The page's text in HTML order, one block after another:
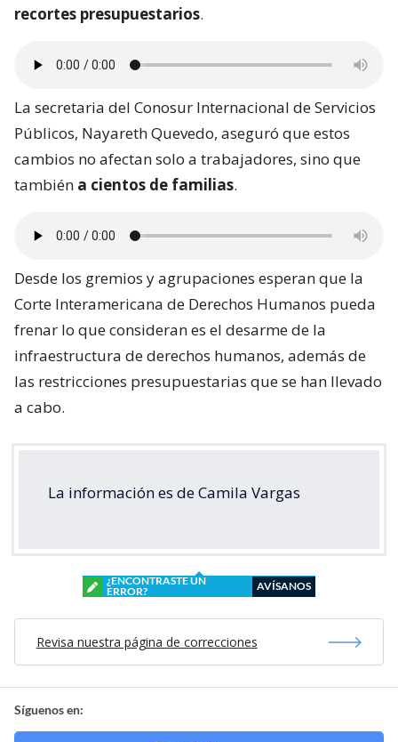
recortes presupuestarios.
La secretaria del Conosur Internacional de Servicios
Públicos, Nayareth Quevedo, aseguró que estos
cambios no afectan solo a trabajadores, sino que
también a cientos de familias.
Desde los gremios y agrupaciones esperan que la
Corte Interamericana de Derechos Humanos pueda
frenar lo que consideran es el desarme de la
infraestructura de derechos humanos, además de
las restricciones presupuestarias que se han llevado
a cabo.
La información es de Camila Vargas
¿ENCONTRASTE UN
ERROR?
AVÍSANOS
Revisa nuestra página de correcciones
Síguenos en: